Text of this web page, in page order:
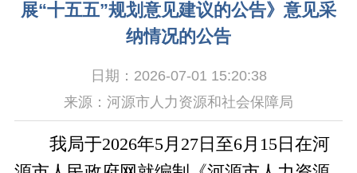
展“十五五”规划意见建议的公告》意见采
纳情况的公告
日期：2026-07-01 15:20:38
来源：河源市人力资源和社会保障局
我局于2026年5月27日至6月15日在河